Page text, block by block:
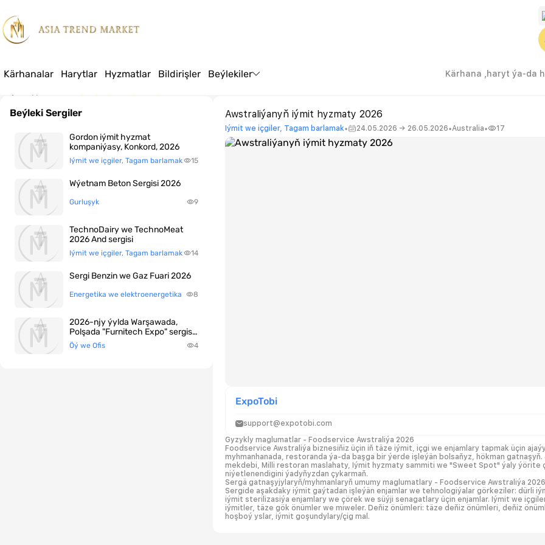
Kärhanalar Harytlar Hyzmatlar Bildirişler Beýlekiler
Beýleki Sergiler
Gordon iýmit hyzmat
kompaniýasy, Konkord, 2026
Iýmit we içgiler, Tagam barlamak 15
Wýetnam Beton Sergisi 2026
Gurluşyk 9
TechnoDairy we TechnoMeat
2026 And sergisi
Iýmit we içgiler, Tagam barlamak 14
Sergi Benzin we Gaz Fuari 2026
Energetika we elektroenergetika 8
2026-njy ýylda Warşawada,
Polşada "Furnitech Expo" sergisi
geçirilýär
Öý we Ofis 4
Awstraliýanyň iýmit hyzmaty 2026
Iýmit we içgiler, Tagam barlamak• 24.05.2026 → 26.05.2026•Australia• 17
ExpoTobi
support@expotobi.com
Gyzykly maglumatlar - Foodservice Awstraliýa 2026
Foodservice Awstraliýa biznesiňiz üçin iň täze iýmit, içgi we enjamlary tapmak üçin
myhmanhanada, restoranda ýa-da başga bir ýerde işleýän bolsaňyz, hökman
mekdebi, Milli restoran maslahaty, Iýmit hyzmaty sammiti we "Sweet Spot" ýaly ýörite
niýetlenendigini ýadyňyzdan çykarmaň.
Sergä gatnaşyjylaryň/myhmanlaryň umumy maglumatlary - Foodservice Awstraliýa 2026
Sergide aşakdaky iýmit gaýtadan işleýän enjamlar we tehnologiýalar görkeziler: dürli
iýmit sterilizasiýa enjamlary we çörek we süýji senagatlary üçin enjamlar. Iýmit we
iýmitler, täze gök önümler we miweler. Deňiz önümleri: täze deňiz önümleri, deňiz
hoşboý yslar, iýmit goşundylary/çig mal.